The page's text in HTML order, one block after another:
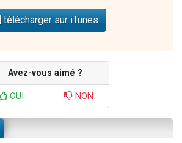
télécharger sur iTunes
Avez-vous aimé ?
OUI NON